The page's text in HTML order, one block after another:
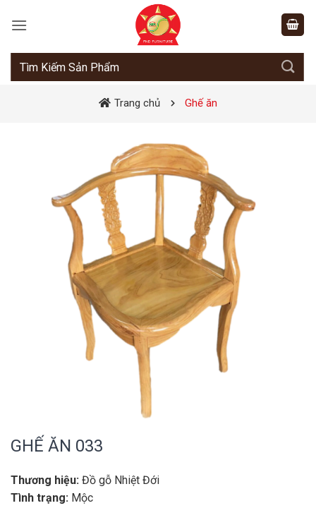
qua
dungTìm
Trang chủ Ghế ăn
GHẾ ĂN 033
Thương hiệu: Đồ gỗ Nhiệt Đới
Tình trạng: Mộc